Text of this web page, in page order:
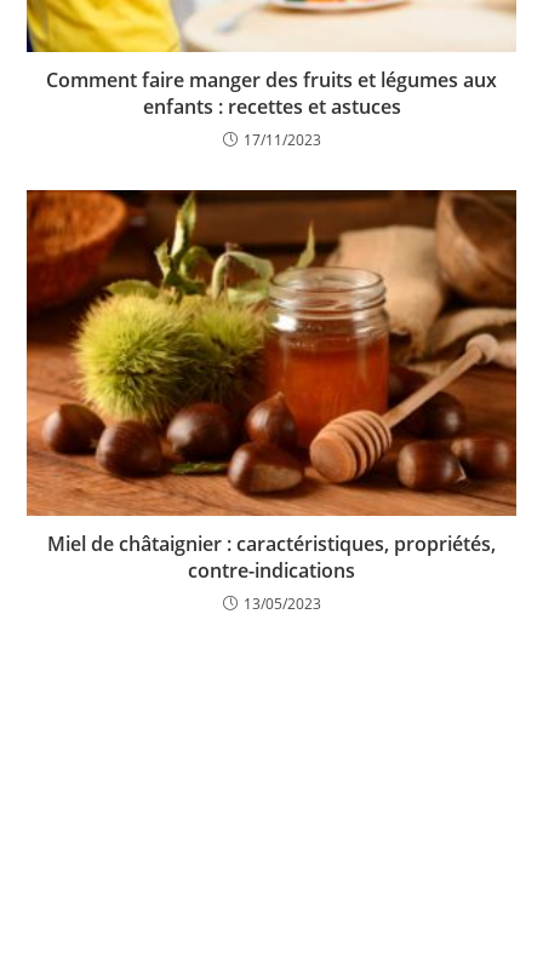
Comment faire manger des fruits et légumes aux
enfants : recettes et astuces
17/11/2023
Miel de châtaignier : caractéristiques, propriétés,
contre-indications
13/05/2023